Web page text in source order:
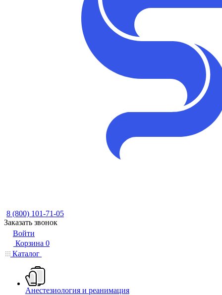
8 (800) 101-71-05
Заказать звонок
Войти
Корзина 0
Каталог
Анестезиология и реанимация